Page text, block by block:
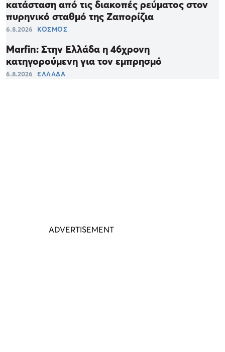
κατάσταση από τις διακοπές ρεύματος στον
πυρηνικό σταθμό της Ζαπορίζια
6.8.2026 ΚΟΣΜΟΣ
Marfin: Στην Ελλάδα η 46χρονη
κατηγορούμενη για τον εμπρησμό
6.8.2026 ΕΛΛΑΔΑ